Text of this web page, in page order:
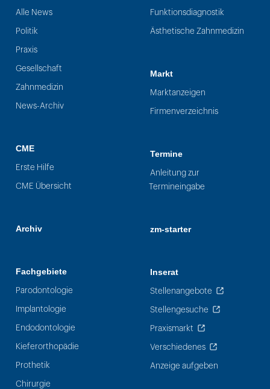
Alle News
Politik
Praxis
Gesellschaft
Zahnmedizin
News-Archiv
CME
Erste Hilfe
CME Übersicht
Archiv
Fachgebiete
Parodontologie
Implantologie
Endodontologie
Kieferorthopädie
Prothetik
Chirurgie
Funktionsdiagnostik
Ästhetische Zahnmedizin
Markt
Marktanzeigen
Firmenverzeichnis
Termine
Anleitung zur
Termineingabe
zm-starter
Inserat
Stellenangebote
Stellengesuche
Praxismarkt
Verschiedenes
Anzeige aufgeben